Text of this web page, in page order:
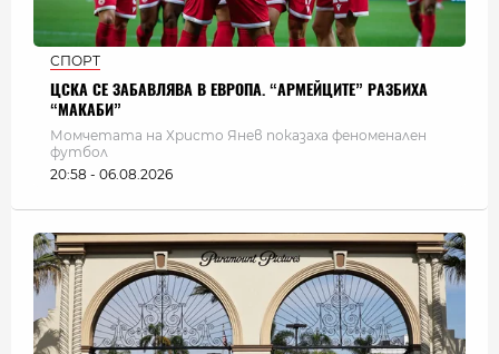
СПОРТ
ЦСКА СЕ ЗАБАВЛЯВА В ЕВРОПА. “АРМЕЙЦИТЕ” РАЗБИХА
“МАКАБИ”
Момчетата на Христо Янев показаха феноменален
футбол
20:58 - 06.08.2026